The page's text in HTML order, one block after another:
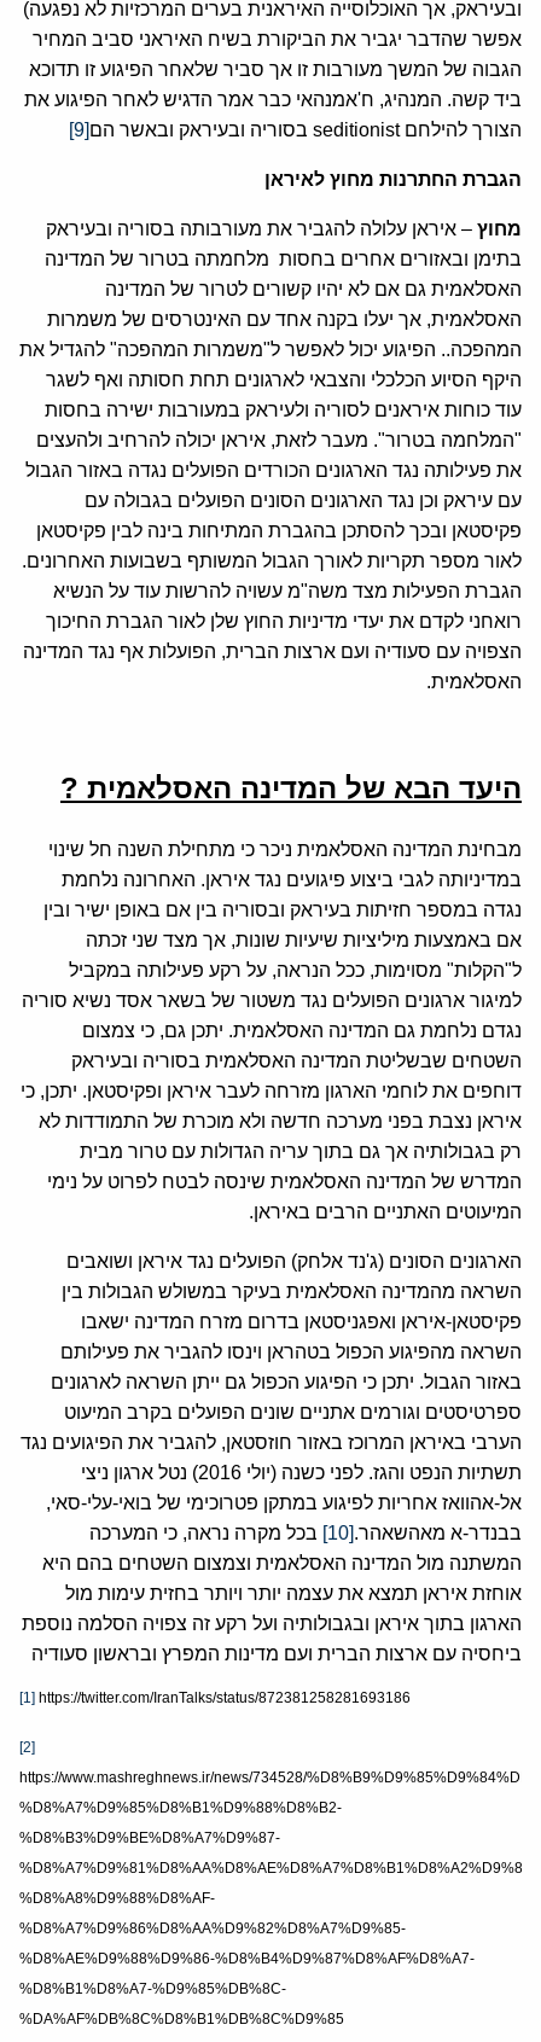
ובעיראק, אך האוכלוסייה האיראנית בערים המרכזיות לא נפגעה)
אפשר שהדבר יגביר את הביקורת בשיח האיראני סביב המחיר
הגבוה של המשך מעורבות זו אך סביר שלאחר הפיגוע זו תדוכא
ביד קשה. המנהיג, ח'אמנהאי כבר אמר הדגיש לאחר הפיגוע את
הצורך להילחם seditionist בסוריה ובעיראק ובאשר הם
[9]
הגברת החתרנות מחוץ לאיראן
מחוץ – איראן עלולה להגביר את מעורבותה בסוריה ובעיראק
בתימן ובאזורים אחרים בחסות מלחמתה בטרור של המדינה
האסלאמית גם אם לא יהיו קשורים לטרור של המדינה
האסלאמית, אך יעלו בקנה אחד עם האינטרסים של משמרות
המהפכה.. הפיגוע יכול לאפשר ל"משמרות המהפכה" להגדיל את
היקף הסיוע הכלכלי והצבאי לארגונים תחת חסותה ואף לשגר
עוד כוחות איראנים לסוריה ולעיראק במעורבות ישירה בחסות
"המלחמה בטרור". מעבר לזאת, איראן יכולה להרחיב ולהעצים
את פעילותה נגד הארגונים הכורדים הפועלים נגדה באזור הגבול
עם עיראק וכן נגד הארגונים הסונים הפועלים בגבולה עם
פקיסטאן ובכך להסתכן בהגברת המתיחות בינה לבין פקיסטאן
לאור מספר תקריות לאורך הגבול המשותף בשבועות האחרונים.
הגברת הפעילות מצד משה"מ עשויה להרשות עוד על הנשיא
רואחני לקדם את יעדי מדיניות החוץ שלן לאור הגברת החיכוך
הצפויה עם סעודיה ועם ארצות הברית, הפועלות אף נגד המדינה
האסלאמית.
היעד הבא של המדינה האסלאמית ?
מבחינת המדינה האסלאמית ניכר כי מתחילת השנה חל שינוי
במדיניותה לגבי ביצוע פיגועים נגד איראן. האחרונה נלחמת
נגדה במספר חזיתות בעיראק ובסוריה בין אם באופן ישיר ובין
אם באמצעות מיליציות שיעיות שונות, אך מצד שני זכתה
ל"הקלות" מסוימות, ככל הנראה, על רקע פעילותה במקביל
למיגור ארגונים הפועלים נגד משטור של בשאר אסד נשיא סוריה
נגדם נלחמת גם המדינה האסלאמית. יתכן גם, כי צמצום
השטחים שבשליטת המדינה האסלאמית בסוריה ובעיראק
דוחפים את לוחמי הארגון מזרחה לעבר איראן ופקיסטאן. יתכן, כי
איראן נצבת בפני מערכה חדשה ולא מוכרת של התמודדות לא
רק בגבולותיה אך גם בתוך עריה הגדולות עם טרור מבית
המדרש של המדינה האסלאמית שינסה לבטח לפרוט על נימי
המיעוטים האתניים הרבים באיראן.
הארגונים הסונים (ג'נד אלחק) הפועלים נגד איראן ושואבים
השראה מהמדינה האסלאמית בעיקר במשולש הגבולות בין
פקיסטאן-איראן ואפגניסטאן בדרום מזרח המדינה ישאבו
השראה מהפיגוע הכפול בטהראן וינסו להגביר את פעילותם
באזור הגבול. יתכן כי הפיגוע הכפול גם ייתן השראה לארגונים
ספרטיסטים וגורמים אתניים שונים הפועלים בקרב המיעוט
הערבי באיראן המרוכז באזור חוזסטאן, להגביר את הפיגועים נגד
תשתיות הנפט והגז. לפני כשנה (יולי 2016) נטל ארגון ניצי
אל-אהוואז אחריות לפיגוע במתקן פטרוכימי של בואי-עלי-סאי,
בבנדר-א מאהשאהר.[10]
בכל מקרה נראה, כי המערכה
המשתנה מול המדינה האסלאמית וצמצום השטחים בהם היא
אוחזת איראן תמצא את עצמה יותר ויותר בחזית עימות מול
הארגון בתוך איראן ובגבולותיה ועל רקע זה צפויה הסלמה נוספת
ביחסיה עם ארצות הברית ועם מדינות המפרץ ובראשון סעודיה
[1] https://twitter.com/IranTalks/status/872381258281693186
[2]
https://www.mashreghnews.ir/news/734528/
%D8%A7%D9%85%D8%B1%D9%88%D8%B2-
%D8%B3%D9%BE%D8%A7%D9%87-
%D8%A8%D9%88%D8%AF-
%D8%A7%D9%86%D8%AA%D9%82%D8%A7%D9%85-
%D8%AE%D9%88%D9%86-%D8%B4%D9%87%D8%AF%D8%A7-
%D8%B1%D8%A7-%D9%85%DB%8C-
%DA%AF%DB%8C%D8%B1%DB%8C%D9%85